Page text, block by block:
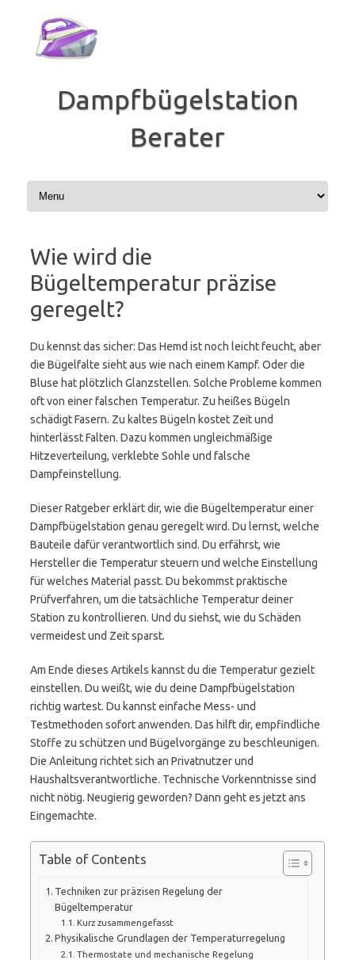
springen
Dampfbügelstation
Berater
Wie wird die
Bügeltemperatur präzise
geregelt?
Du kennst das sicher: Das Hemd ist noch leicht feucht, aber
die Bügelfalte sieht aus wie nach einem Kampf. Oder die
Bluse hat plötzlich Glanzstellen. Solche Probleme kommen
oft von einer falschen Temperatur. Zu heißes Bügeln
schädigt Fasern. Zu kaltes Bügeln kostet Zeit und
hinterlässt Falten. Dazu kommen ungleichmäßige
Hitzeverteilung, verklebte Sohle und falsche
Dampfeinstellung.
Dieser Ratgeber erklärt dir, wie die Bügeltemperatur einer
Dampfbügelstation genau geregelt wird. Du lernst, welche
Bauteile dafür verantwortlich sind. Du erfährst, wie
Hersteller die Temperatur steuern und welche Einstellung
für welches Material passt. Du bekommst praktische
Prüfverfahren, um die tatsächliche Temperatur deiner
Station zu kontrollieren. Und du siehst, wie du Schäden
vermeidest und Zeit sparst.
Am Ende dieses Artikels kannst du die Temperatur gezielt
einstellen. Du weißt, wie du deine Dampfbügelstation
richtig wartest. Du kannst einfache Mess- und
Testmethoden sofort anwenden. Das hilft dir, empfindliche
Stoffe zu schützen und Bügelvorgänge zu beschleunigen.
Die Anleitung richtet sich an Privatnutzer und
Haushaltsverantwortliche. Technische Vorkenntnisse sind
nicht nötig. Neugierig geworden? Dann geht es jetzt ans
Eingemachte.
Table of Contents
Techniken zur präzisen Regelung der
Bügeltemperatur
Kurz zusammengefasst
Physikalische Grundlagen der Temperaturregelung
Thermostate und mechanische Regelung